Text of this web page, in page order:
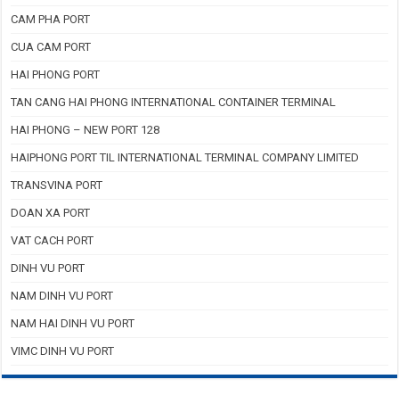
CAM PHA PORT
CUA CAM PORT
HAI PHONG PORT
TAN CANG HAI PHONG INTERNATIONAL CONTAINER TERMINAL
HAI PHONG – NEW PORT 128
HAIPHONG PORT TIL INTERNATIONAL TERMINAL COMPANY LIMITED
TRANSVINA PORT
DOAN XA PORT
VAT CACH PORT
DINH VU PORT
NAM DINH VU PORT
NAM HAI DINH VU PORT
VIMC DINH VU PORT